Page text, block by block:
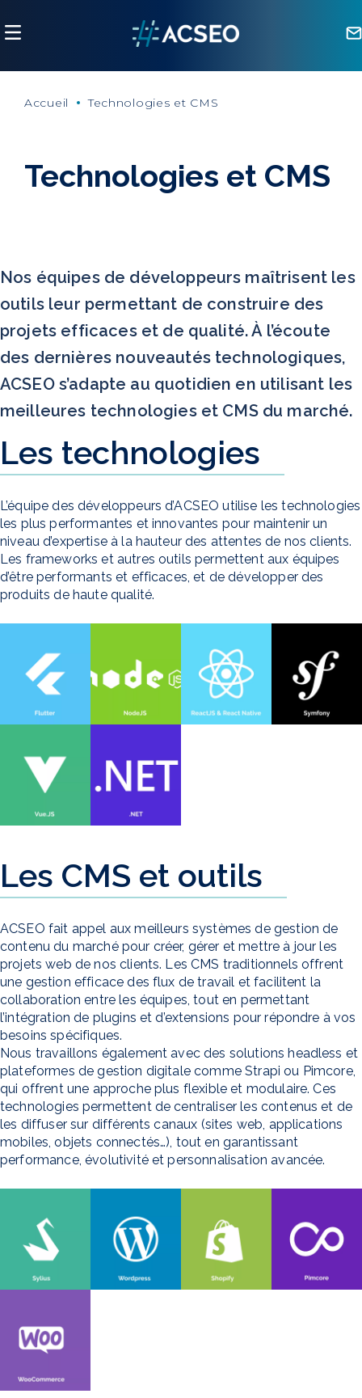
Accueil Technologies et CMS
Technologies et CMS
Nos équipes de développeurs maîtrisent les
outils leur permettant de construire des
projets efficaces et de qualité. À l’écoute
des dernières nouveautés technologiques,
ACSEO s’adapte au quotidien en utilisant les
meilleures technologies et CMS du marché.
Les technologies
L’équipe des développeurs d’ACSEO utilise les technologies
les plus performantes et innovantes pour maintenir un
niveau d’expertise à la hauteur des attentes de nos clients.
Les frameworks et autres outils permettent aux équipes
d’être performants et efficaces, et de développer des
produits de haute qualité.
Les CMS et outils
ACSEO fait appel aux meilleurs systèmes de gestion de
contenu du marché pour créer, gérer et mettre à jour les
projets web de nos clients. Les CMS traditionnels offrent
une gestion efficace des flux de travail et facilitent la
collaboration entre les équipes, tout en permettant
l’intégration de plugins et d’extensions pour répondre à vos
besoins spécifiques.
Nous travaillons également avec des solutions headless et
plateformes de gestion digitale comme Strapi ou Pimcore,
qui offrent une approche plus flexible et modulaire. Ces
technologies permettent de centraliser les contenus et de
les diffuser sur différents canaux (sites web, applications
mobiles, objets connectés…), tout en garantissant
performance, évolutivité et personnalisation avancée.